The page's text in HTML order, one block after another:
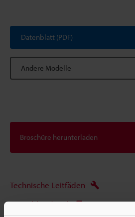
Datenblatt (PDF)
Andere Modelle
Broschüre herunterladen
Technische Leitfäden
Datenblatt (PDF)